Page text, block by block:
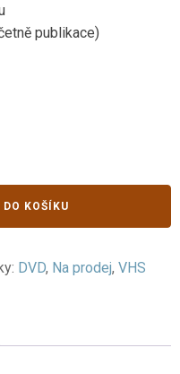
publikace)
KOŠÍKU
DVD, Na prodej, VHS